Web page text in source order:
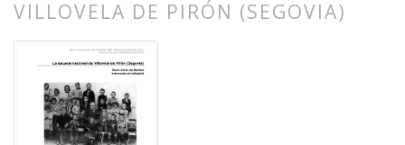
VILLOVELA DE PIRÓN (SEGOVIA)